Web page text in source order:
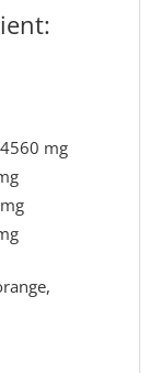
mg